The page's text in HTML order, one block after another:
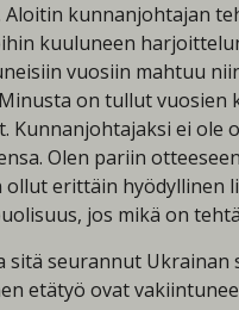
kunnanjohtajan
kuuluneen
vuosiin mahtuu
on tullut vuosien
ei
Olen pariin
erittäin hyödyllinen
jos mikä on
seurannut
etätyö ovat